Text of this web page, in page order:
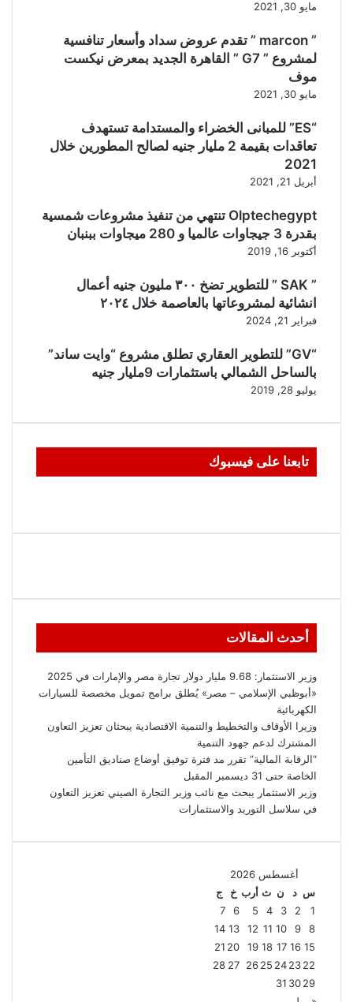
مايو 30, 2021
” marcon ” تقدم عروض سداد وأسعار تنافسية
لمشروع ” G7 ” القاهرة الجديد بمعرض نيكست
موف
مايو 30, 2021
“ES” للمبانى الخضراء والمستدامة تستهدف
تعاقدات بقيمة 2 مليار جنيه لصالح المطورين خلال
2021
أبريل 21, 2021
Olptechegypt تنتهي من تنفيذ مشروعات شمسية
بقدرة 3 جيجاوات عالميا و 280 ميجاوات ببنبان
أكتوبر 16, 2019
” SAK ” للتطوير تضخ ٣٠٠ مليون جنيه أعمال
انشائية لمشروعاتها بالعاصمة خلال ٢٠٢٤
فبراير 21, 2024
“GV” للتطوير العقاري تطلق مشروع “وايت ساند”
بالساحل الشمالي باستثمارات 9مليار جنيه
يوليو 28, 2019
تابعنا على فيسبوك
أحدث المقالات
وزير الاستثمار: 9.68 مليار دولار تجارة مصر والإمارات في 2025
«أبوظبي الإسلامي – مصر» يُطلق برامج تمويل مخصصة للسيارات
الكهربائية
وزيرا الأوقاف والتخطيط والتنمية الاقتصادية يبحثان تعزيز التعاون
المشترك لدعم جهود التنمية
“الرقابة المالية” تقرر مد فترة توفيق أوضاع صناديق التأمين
الخاصة حتى 31 ديسمبر المقبل
وزير الاستثمار يبحث مع نائب وزير التجارة الصيني تعزيز التعاون
في سلاسل التوريد والاستثمارات
أغسطس 2026
س د ن ث أرب خ
ج
1
2
3
4
5
6
7
8
9
10
11
12
13
14
15
16
17
18
19
20
21
22
23
24
25
26
27
28
29
30
31